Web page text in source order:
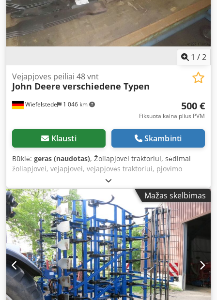
available on request Dedpowm Rdgefx Aiajkr
1 /2
Wiefelstede 1 046 km
Vejapjoves peiliai 48 vnt
John Deere verschiedene Typen
500 €
Fiksuota kaina plius PVM
Klausti Skambinti
Būklė: geras (naudotas), Žoliapjovei traktoriui, sėdimai
žoliapjovei, vejapjovei, vejapjovės traktoriui, pjovimo
agregatui, vejapjovei, pjovimo juostai, diskinei šienapjovei -
Vejapjovės peiliai: 48 vnt -Tipai: įvairūs -Pakuotė: pilnas
komplektas -Kaina: pilna komplektacija Dksdpfx Aeb A R
Uhsiasr -Svoris: 120 kg
Mažas skelbimas